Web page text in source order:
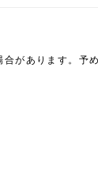
があります。予